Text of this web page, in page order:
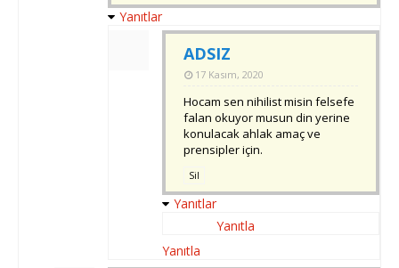
Yanıtlar
ADSIZ
17 Kasım, 2020
Hocam sen nihilist misin felsefe
falan okuyor musun din yerine
konulacak ahlak amaç ve
prensipler için.
Sil
Yanıtlar
Yanıtla
Yanıtla